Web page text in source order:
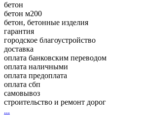
бетон
бетон м200
бетон, бетонные изделия
гарантия
городское благоустройство
доставка
оплата банковским переводом
оплата наличными
оплата предоплата
оплата сбп
самовывоз
строительство и ремонт дорог
...